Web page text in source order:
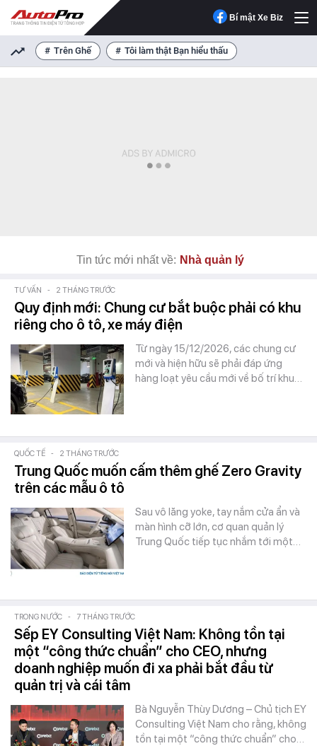
Bí mật Xe Biz
Trên Ghế Tôi làm thật Bạn hiểu thấu
Tin tức mới nhất về: Nhà quản lý
TƯ VẤN - 2 THÁNG TRƯỚC
Quy định mới: Chung cư bắt buộc phải có khu
riêng cho ô tô, xe máy điện
Từ ngày 15/12/2026, các chung cư
mới và hiện hữu sẽ phải đáp ứng
hàng loạt yêu cầu mới về bố trí khu…
QUỐC TẾ - 2 THÁNG TRƯỚC
Trung Quốc muốn cấm thêm ghế Zero Gravity
trên các mẫu ô tô
Sau vô lăng yoke, tay nắm cửa ẩn và
màn hình cỡ lớn, cơ quan quản lý
Trung Quốc tiếp tục nhắm tới một…
TRONG NƯỚC - 7 THÁNG TRƯỚC
Sếp EY Consulting Việt Nam: Không tồn tại
một “công thức chuẩn” cho CEO, nhưng
doanh nghiệp muốn đi xa phải bắt đầu từ
quản trị và cái tâm
Bà Nguyễn Thùy Dương – Chủ tịch EY
Consulting Việt Nam cho rằng, không
tồn tại một “công thức chuẩn” cho…